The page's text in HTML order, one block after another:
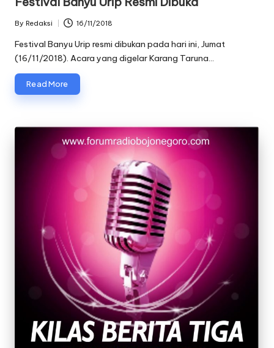
Posted
by
By Redaksi 16/11/2018
Festival Banyu Urip resmi dibukan pada hari ini, Jumat
(16/11/2018). Acara yang digelar Karang Taruna…
Read More